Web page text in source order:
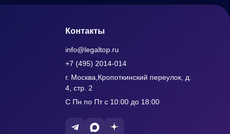
Контакты
info@legaltop.ru
+7 (495) 2014-014
г. Москва,Кропоткинский переулок, д.
4, стр. 2
С Пн по Пт с 10:00 до 18:00